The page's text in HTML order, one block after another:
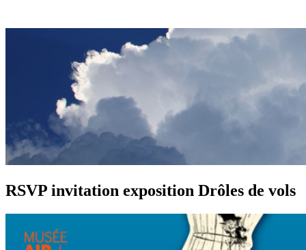
RSVP invitation exposition Drôles de vols